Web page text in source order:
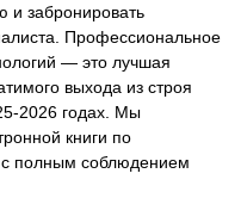
и забронировать
Профессиональное
— это лучшая
выхода из строя
2026 годах. Мы
книги по
полным соблюдением